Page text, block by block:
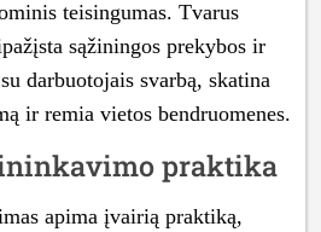
teisingumas. Tvarus
sąžiningos prekybos ir
darbuotojais svarbą, skatina
ir remia vietos bendruomenes.
praktika
apima įvairią praktiką,